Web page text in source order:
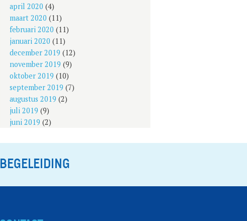
april 2020 (4)
maart 2020 (11)
februari 2020 (11)
januari 2020 (11)
december 2019 (12)
november 2019 (9)
oktober 2019 (10)
september 2019 (7)
augustus 2019 (2)
juli 2019 (9)
juni 2019 (2)
BEGELEIDING